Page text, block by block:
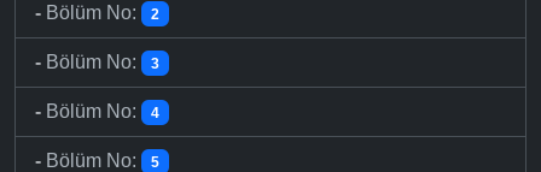
- Bölüm No: 2
- Bölüm No: 3
- Bölüm No: 4
- Bölüm No: 5